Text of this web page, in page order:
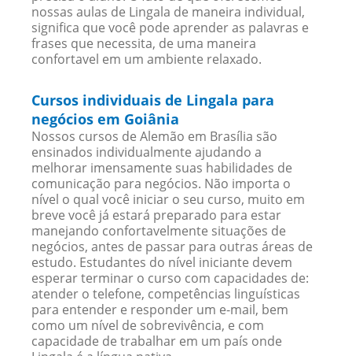
nossas aulas de Lingala de maneira individual,
significa que você pode aprender as palavras e
frases que necessita, de uma maneira
confortavel em um ambiente relaxado.
Cursos individuais de Lingala para
negócios em Goiânia
Nossos cursos de Alemão em Brasília são
ensinados individualmente ajudando a
melhorar imensamente suas habilidades de
comunicação para negócios. Não importa o
nível o qual você iniciar o seu curso, muito em
breve você já estará preparado para estar
manejando confortavelmente situações de
negócios, antes de passar para outras áreas de
estudo. Estudantes do nível iniciante devem
esperar terminar o curso com capacidades de:
atender o telefone, competências linguísticas
para entender e responder um e-mail, bem
como um nível de sobrevivência, e com
capacidade de trabalhar em um país onde